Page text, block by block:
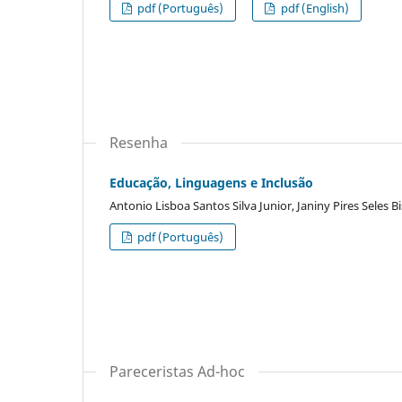
pdf (Português) pdf (English)
Resenha
Educação, Linguagens e Inclusão
Antonio Lisboa Santos Silva Junior, Janiny Pires Seles
pdf (Português)
Pareceristas Ad-hoc